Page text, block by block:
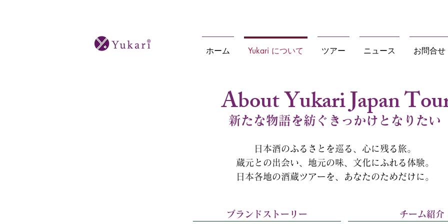
ホーム Yukari について ツアー ニュース お問合せ
About Yukari Japan
新たな物語を紡ぐきっかけとなりたい
日本酒のふるさとを巡る、心に残る旅。
蔵元との出会い、地元の味、文化にふれる体験。
日本各地の酒蔵ツアーを、あなたのためだけに。
ブランドストーリー チーム紹介